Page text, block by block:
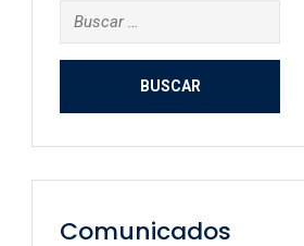
Buscar:
Comunicados